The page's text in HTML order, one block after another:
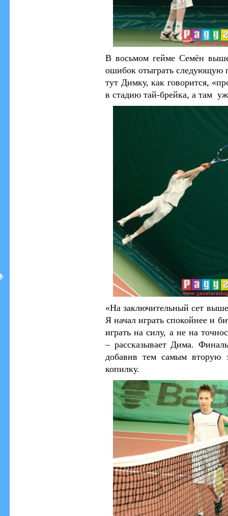
В восьмом гейме Семён
ошибок отыграть следующую
тут Димку, как говорится,
в стадию тай-брейка, а там
«На заключительный сет
Я начал играть спокойнее и
играть на силу, а не на
– рассказывает Дима.
добавив тем самым вторую
копилку.